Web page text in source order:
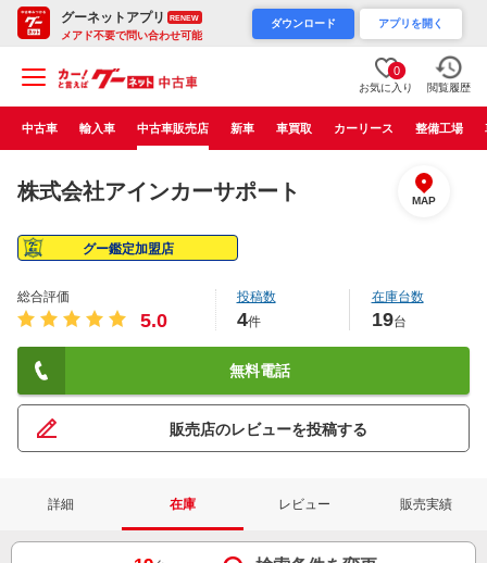
グーネットアプリ RENEW
メアド不要で問い合わせ可能
ダウンロード アプリを開く
0
お気に入り 閲覧履歴
中古車 輸入車 中古車販売店 新車 車買取 カーリース 整備工場
株式会社アインカーサポート MAP
グー鑑定加盟店
総合評価
5.0
投稿数
4件
在庫台数
19台
無料電話
販売店のレビューを投稿する
詳細 在庫 レビュー 販売実績